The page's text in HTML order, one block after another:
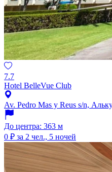
7.7
Hotel BelleVue Club
Av. Pedro Mas y Reus s/n,
До центра: 363 м
0 ₽ за 2 чел., 5 ночей